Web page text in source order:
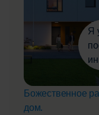
Я
Божественное
дом.